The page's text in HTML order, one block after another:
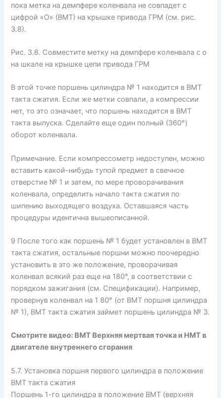
пока метка на демпфере коленвала не совпадет с
цифрой «О» (ВМТ) на крышке привода ГРМ (см. рис.
3.8).
Рис. 3.8. Совместите метку на демпфере коленвала с о
на шкале на крышке цепи привода ГРМ
В этой точке поршень цилиндра № 1 находится в ВМТ
такта сжатия. Если же метки совпали, а компрессии
нет, то это означает, что поршень находится в ВМТ
такта выпуска. Сделайте еще один полный (360°)
оборот коленвала.
Примечание. Если компрессометр недоступен, можно
вставить какой-нибудь тупой предмет в свечное
отверстие № 1 и затем, по мере проворачивания
коленвала, определить начало такта сжатия по
шипению выходящего воздуха. Оставшаяся часть
процедуры идентична вышеописанной.
9 После того как поршень № 1 будет установлен в ВМТ
такта сжатия, остальные поршни можно поочередно
установить в это же положение, проворачивая
коленвал всякий раз еще на 180°, в соответствии с
порядком зажигания (см. Спецификации). Например,
провернув коленвал на 1 80° (от ВМТ поршня цилиндра
№ 1), ВМТ такта сжатия займет поршень цилиндра № 3.
Смотрите видео: ВМТ Верхняя мертвая точка и НМТ в
двигателе внутреннего сгорания
5.7. Установка поршня первого цилиндра в положение
ВМТ такта сжатия
Поршень 1-го цилиндра в положение ВМТ (верхняя